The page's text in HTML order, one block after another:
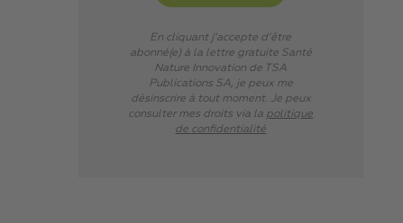
En cliquant j’accepte d’être
abonné(e) à la lettre gratuite Santé
Nature Innovation de TSA
Publications SA, je peux me
désinscrire à tout moment. Je peux
consulter mes droits via la politique
de confidentialité